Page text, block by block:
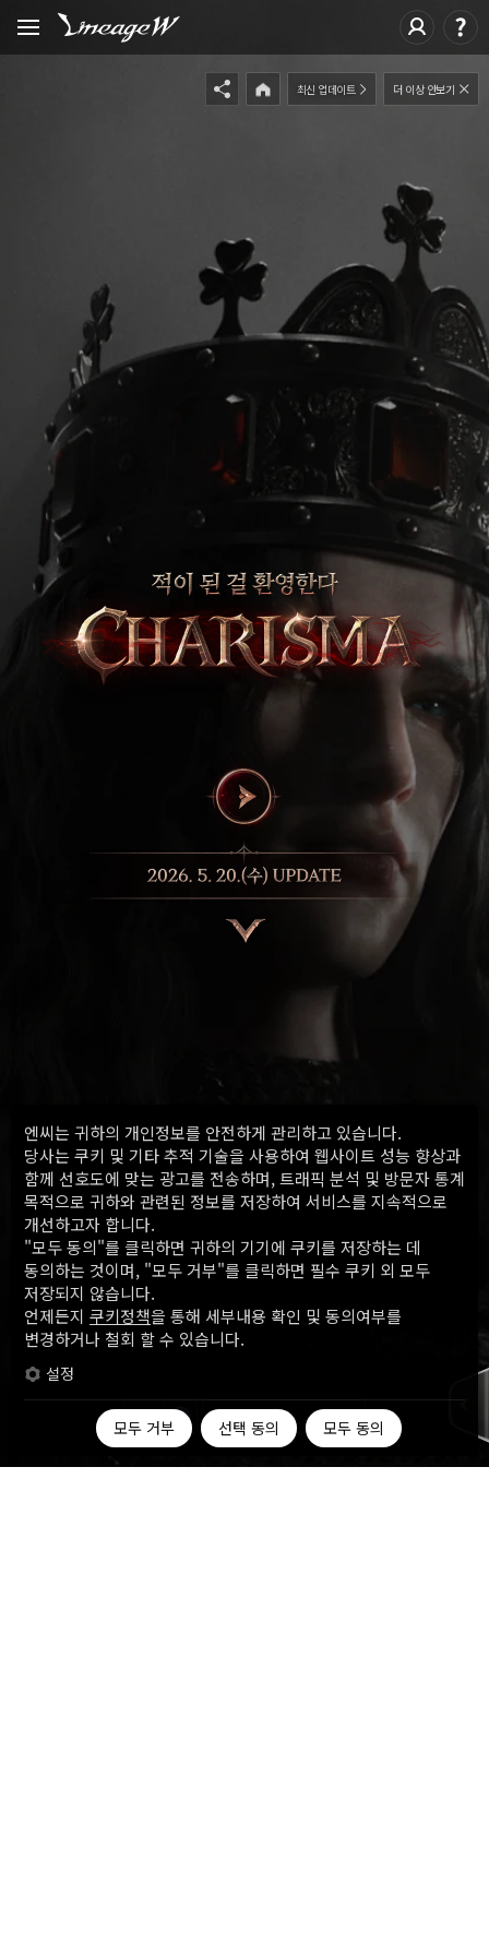
최신 업데이트 더 이상 안보기
엔씨는 귀하의 개인정보를 안전하게 관리하고 있습니다.
당사는 쿠키 및 기타 추적 기술을 사용하여 웹사이트 성능 향상과
함께 선호도에 맞는 광고를 전송하며, 트래픽 분석 및 방문자 통계
목적으로 귀하와 관련된 정보를 저장하여 서비스를 지속적으로
개선하고자 합니다.
"모두 동의"를 클릭하면 귀하의 기기에 쿠키를 저장하는 데
동의하는 것이며, "모두 거부"를 클릭하면 필수 쿠키 외 모두
저장되지 않습니다.
언제든지 쿠키정책을 통해 세부내용 확인 및 동의여부를
변경하거나 철회 할 수 있습니다.
설정
모두 거부 선택 동의 모두 동의